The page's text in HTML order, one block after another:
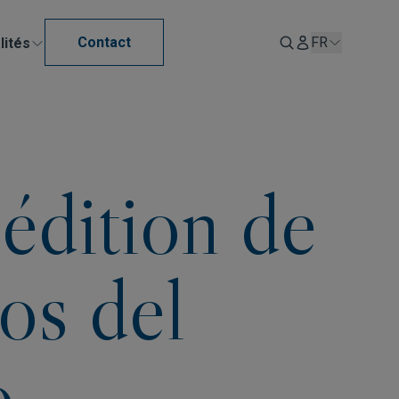
Contact FR
de
del